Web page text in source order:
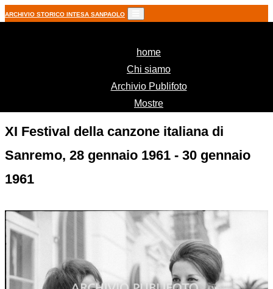
ARCHIVIO STORICO INTESA SANPAOLO
home(current)
Chi siamo
Archivio Publifoto
Mostre
XI Festival della canzone italiana di
Sanremo, 28 gennaio 1961 - 30 gennaio
1961